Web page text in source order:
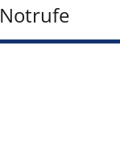
Notrufe